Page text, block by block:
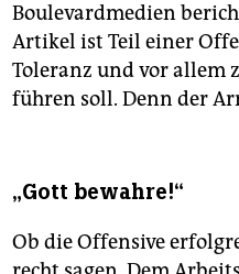
Boulevardmedien
Artikel ist Teil einer
Toleranz und vor allem
führen soll. Denn der
„Gott bewahre!“
Ob die Offensive